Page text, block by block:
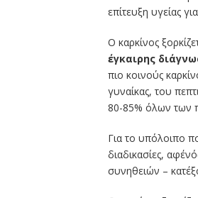
επίτευξη υγείας
Ο καρκίνος
έγκαιρης
πιο κοινούς
γυναίκας, του
80-85% όλων των
Για το υπόλοιπο
διαδικασίες,
συνηθειών –